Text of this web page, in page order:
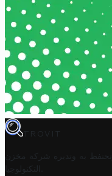
TROVIT
به وتديره
شركة مخزن
التكنولوجيا